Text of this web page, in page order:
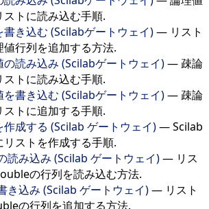
ストに読み込む手順.
書き込む (Scilabゲートウェイ)— リスト
値行列を追加する方法.
の読み込み (Scilabゲートウェイ)— 疎論
ストに読み込む手順.
を書き込む (Scilabゲートウェイ)— 疎論
ストに追加する手順.
作成する (Scilab ゲートウェイ)—Scilab
リストを作成する手順.
読み込み (Scilab ゲートウェイ)— リス
の行列を読み込む方法.
き込み (Scilab ゲートウェイ)— リスト
の行列を追加する方法.